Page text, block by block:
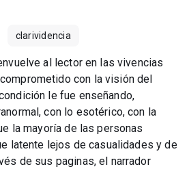
clarividencia
al lector en las vivencias
con la visión del
le fue enseñando,
con lo esotérico, con la
la mayoría de las personas
latente lejos de casualidades y de
de sus paginas, el narrador